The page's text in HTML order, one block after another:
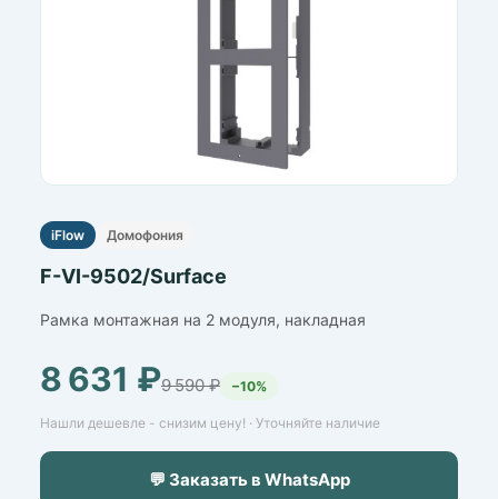
iFlow Домофония
F-VI-9502/Surface
Рамка монтажная на 2 модуля, накладная
8 631 ₽9 590 ₽ −10%
Нашли дешевле - снизим цену! · Уточняйте наличие
💬 Заказать в WhatsApp